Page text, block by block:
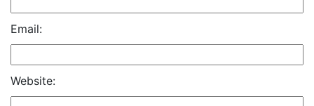
Email:
Website: